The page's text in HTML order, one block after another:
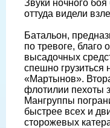
Звуки ночного
оттуда видели
Батальон,
по тревоге, благо
высадочных
спешно
«Мартынов».
флотилии пехоты
Мангруппы
быстрее всех и
сторожевых